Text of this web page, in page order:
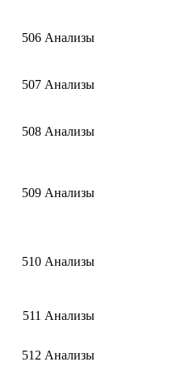
506 Анализы
507 Анализы
508 Анализы
509 Анализы
510 Анализы
511 Анализы
512 Анализы